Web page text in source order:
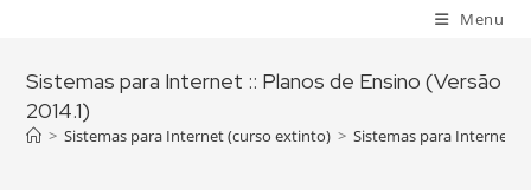
content
Menu
Sistemas para Internet :: Planos de Ensino (Versão
2014.1)
> Sistemas para Internet (curso extinto) > Sistemas para Internet ::